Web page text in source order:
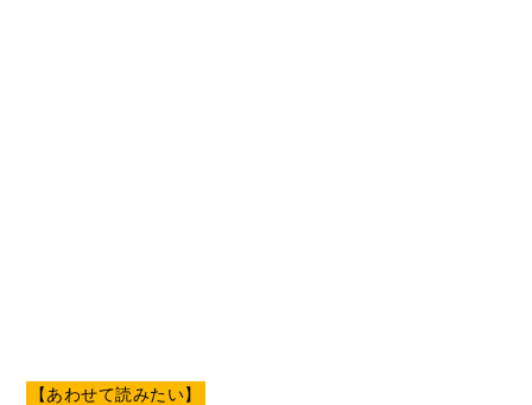
【あわせて読みたい】